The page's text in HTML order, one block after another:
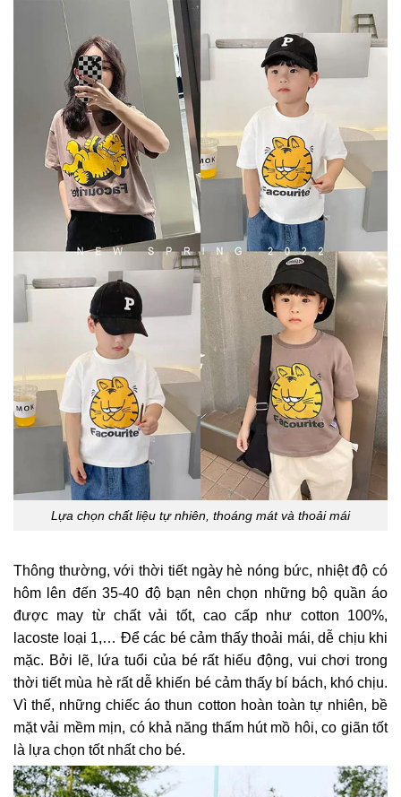
Lựa chọn chất liệu tự nhiên, thoáng mát và thoải mái
Thông thường, với thời tiết ngày hè nóng bức, nhiệt độ có
hôm lên đến 35-40 độ bạn nên chọn những bộ quần áo
được may từ chất vải tốt, cao cấp như cotton 100%,
lacoste loại 1,… Để các bé cảm thấy thoải mái, dễ chịu khi
mặc. Bởi lẽ, lứa tuổi của bé rất hiếu động, vui chơi trong
thời tiết mùa hè rất dễ khiến bé cảm thấy bí bách, khó chịu.
Vì thế, những chiếc áo thun cotton hoàn toàn tự nhiên, bề
mặt vải mềm mịn, có khả năng thấm hút mồ hôi, co giãn tốt
là lựa chọn tốt nhất cho bé.